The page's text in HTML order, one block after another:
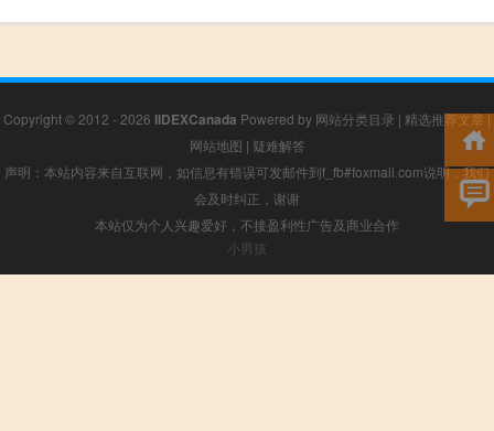
Copyright © 2012 - 2026 IIDEXCanada Powered by 网站分类目录 | 精选推荐文章|
网站地图 | 疑难解答
声明：本站内容来自互联网，如信息有错误可发邮件到f_fb#foxmail.com说明，我们
会及时纠正，谢谢
本站仅为个人兴趣爱好，不接盈利性广告及商业合作
小男孩